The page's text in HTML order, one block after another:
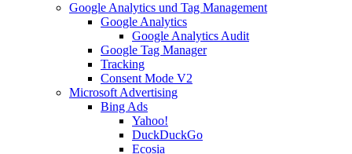
Google Analytics und Tag Management
Google Analytics
Google Analytics Audit
Google Tag Manager
Tracking
Consent Mode V2
Microsoft Advertising
Bing Ads
Yahoo!
DuckDuckGo
Ecosia